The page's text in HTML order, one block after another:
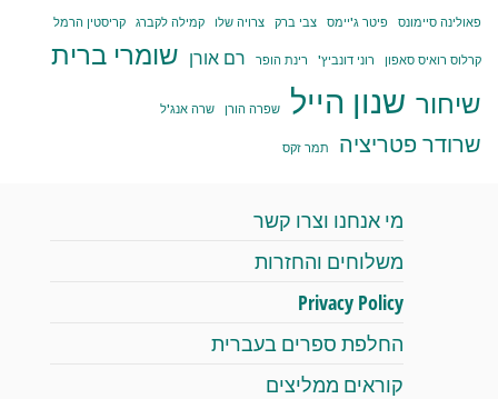
פאולינה סיימונס
פיטר ג'יימס צבי ברק צרויה שלו קמילה לקברג קריסטין הרמל
קרלוס רואיס סאפון רוני דונביץ' רינת הופר רם אורן שומרי ברית
שיחור שנון הייל שפרה הורן שרה אנג'ל
שרודר פטריציה תמר זקס
מי אנחנו וצרו קשר
משלוחים והחזרות
Privacy Policy
החלפת ספרים בעברית
קוראים ממליצים